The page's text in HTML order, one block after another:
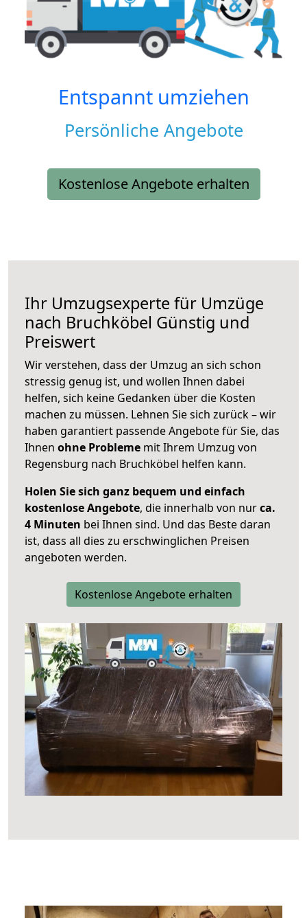
Entspannt umziehen
Persönliche Angebote
Kostenlose Angebote erhalten
Ihr Umzugsexperte für Umzüge
nach Bruchköbel Günstig und
Preiswert
Wir verstehen, dass der Umzug an sich schon
stressig genug ist, und wollen Ihnen dabei
helfen, sich keine Gedanken über die Kosten
machen zu müssen. Lehnen Sie sich zurück – wir
haben garantiert passende Angebote für Sie, das
Ihnen ohne Probleme mit Ihrem Umzug von
Regensburg nach Bruchköbel helfen kann.
Holen Sie sich ganz bequem und einfach
kostenlose Angebote, die innerhalb von nurca.
4 Minuten bei Ihnen sind. Und das Beste daran
ist, dass all dies zu erschwinglichen Preisen
angeboten werden.
Kostenlose Angebote erhalten